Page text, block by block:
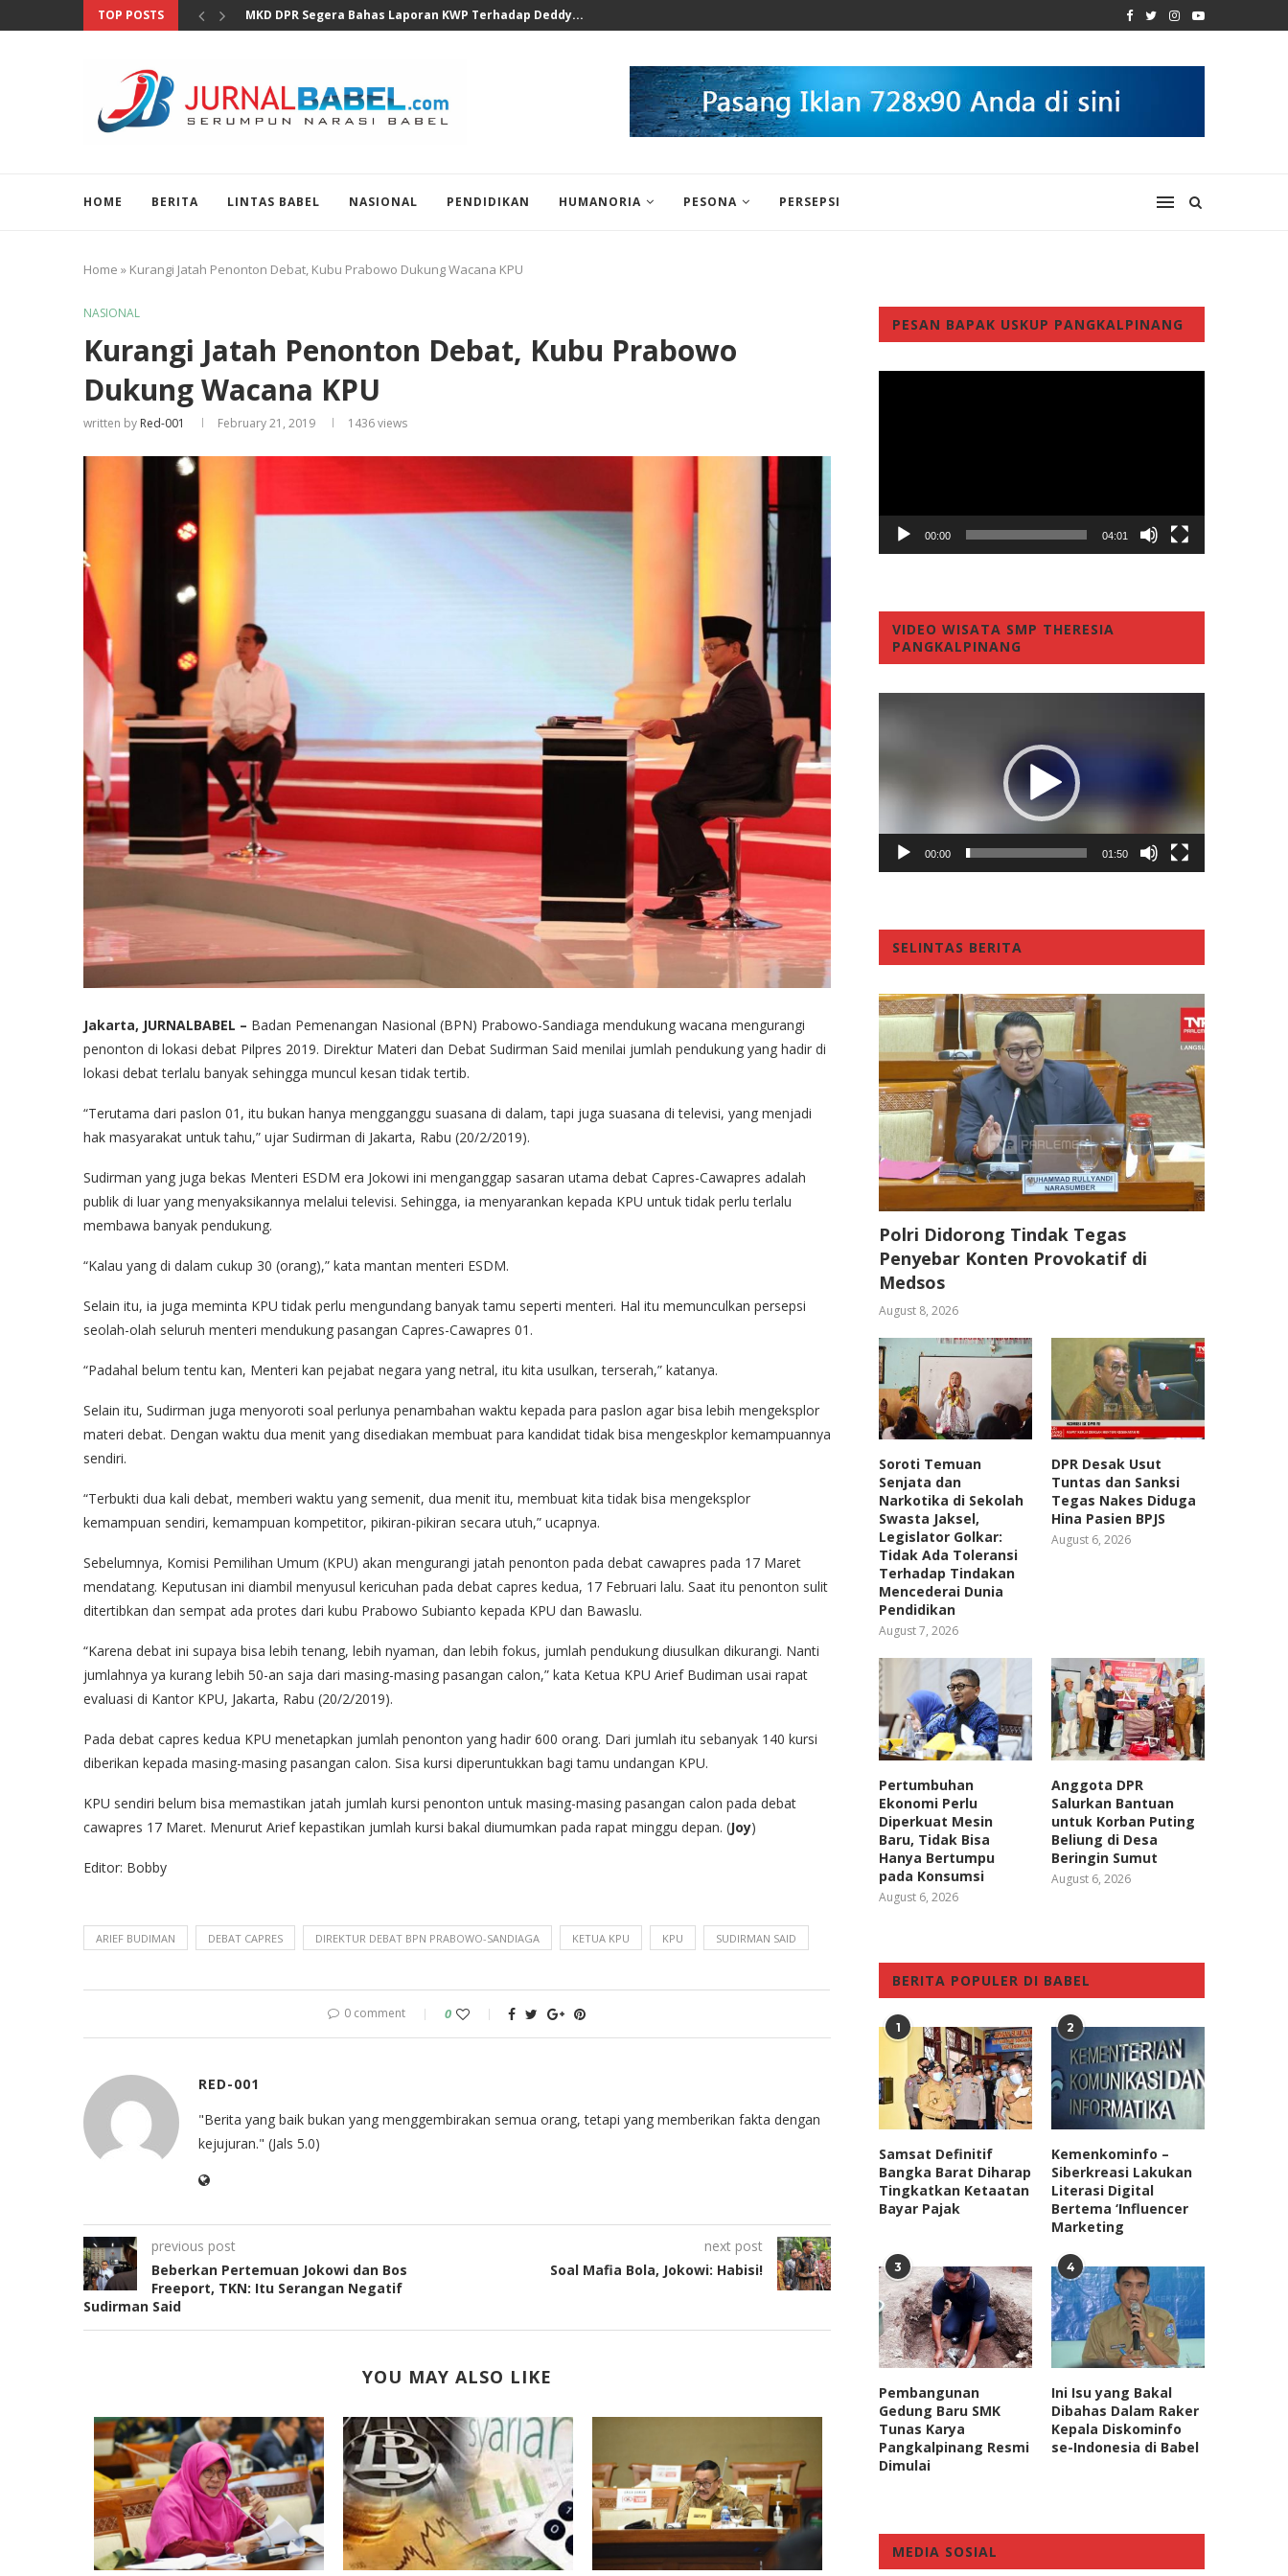
TOP POSTS Hadiri Pemanggilan Ditjen Pajak Soal Podcast Prof Ferry...
HOME BERITA LINTAS BABEL NASIONAL PENDIDIKAN HUMANORIA PESONA PERSEPSI
Home » Kurangi Jatah Penonton Debat, Kubu Prabowo Dukung Wacana KPU
NASIONAL
Kurangi Jatah Penonton Debat, Kubu Prabowo
Dukung Wacana KPU
written by Red-001 February 21, 2019 1436views
Jakarta, JURNALBABEL – Badan Pemenangan Nasional (BPN) Prabowo-Sandiaga mendukung wacana mengurangi
penonton di lokasi debat Pilpres 2019. Direktur Materi dan Debat Sudirman Said menilai jumlah pendukung yang hadir di
lokasi debat terlalu banyak sehingga muncul kesan tidak tertib.
“Terutama dari paslon 01, itu bukan hanya mengganggu suasana di dalam, tapi juga suasana di televisi, yang menjadi
hak masyarakat untuk tahu,” ujar Sudirman di Jakarta, Rabu (20/2/2019).
Sudirman yang juga bekas Menteri ESDM era Jokowi ini menganggap sasaran utama debat Capres-Cawapres adalah
publik di luar yang menyaksikannya melalui televisi. Sehingga, ia menyarankan kepada KPU untuk tidak perlu terlalu
membawa banyak pendukung.
“Kalau yang di dalam cukup 30 (orang),” kata mantan menteri ESDM.
Selain itu, ia juga meminta KPU tidak perlu mengundang banyak tamu seperti menteri. Hal itu memunculkan persepsi
seolah-olah seluruh menteri mendukung pasangan Capres-Cawapres 01.
“Padahal belum tentu kan, Menteri kan pejabat negara yang netral, itu kita usulkan, terserah,” katanya.
Selain itu, Sudirman juga menyoroti soal perlunya penambahan waktu kepada para paslon agar bisa lebih mengeksplor
materi debat. Dengan waktu dua menit yang disediakan membuat para kandidat tidak bisa mengeskplor kemampuannya
sendiri.
“Terbukti dua kali debat, memberi waktu yang semenit, dua menit itu, membuat kita tidak bisa mengeksplor
kemampuan sendiri, kemampuan kompetitor, pikiran-pikiran secara utuh,” ucapnya.
Sebelumnya, Komisi Pemilihan Umum (KPU) akan mengurangi jatah penonton pada debat cawapres pada 17 Maret
mendatang. Keputusan ini diambil menyusul kericuhan pada debat capres kedua, 17 Februari lalu. Saat itu penonton sulit
ditertibkan dan sempat ada protes dari kubu Prabowo Subianto kepada KPU dan Bawaslu.
“Karena debat ini supaya bisa lebih tenang, lebih nyaman, dan lebih fokus, jumlah pendukung diusulkan dikurangi. Nanti
jumlahnya ya kurang lebih 50-an saja dari masing-masing pasangan calon,” kata Ketua KPU Arief Budiman usai rapat
evaluasi di Kantor KPU, Jakarta, Rabu (20/2/2019).
Pada debat capres kedua KPU menetapkan jumlah penonton yang hadir 600 orang. Dari jumlah itu sebanyak 140 kursi
diberikan kepada masing-masing pasangan calon. Sisa kursi diperuntukkan bagi tamu undangan KPU.
KPU sendiri belum bisa memastikan jatah jumlah kursi penonton untuk masing-masing pasangan calon pada debat
cawapres 17 Maret. Menurut Arief kepastikan jumlah kursi bakal diumumkan pada rapat minggu depan. (Joy)
Editor: Bobby
ARIEF BUDIMAN DEBAT CAPRES DIREKTUR DEBAT BPN PRABOWO-SANDIAGA KETUA KPU KPU SUDIRMAN SAID
0 comment 0
RED-001
"Berita yang baik bukan yang menggembirakan semua orang, tetapi yang memberikan fakta dengan
kejujuran." (Jals 5.0)
previous post
Beberkan Pertemuan Jokowi dan Bos
Freeport, TKN: Itu Serangan Negatif
Sudirman Said
next post
Soal Mafia Bola, Jokowi: Habisi!
YOU MAY ALSO LIKE
PESAN BAPAK USKUP PANGKALPINANG
00:00 04:01
VIDEO WISATA SMP THERESIA
PANGKALPINANG
00:00 01:50
SELINTAS BERITA
Polri Didorong Tindak Tegas
Penyebar Konten Provokatif di
Medsos
August 8, 2026
Soroti Temuan
Senjata dan
Narkotika di Sekolah
Swasta Jaksel,
Legislator Golkar:
Tidak Ada Toleransi
Terhadap Tindakan
Mencederai Dunia
Pendidikan
August 7, 2026
DPR Desak Usut
Tuntas dan Sanksi
Tegas Nakes Diduga
Hina Pasien BPJS
August 6, 2026
Pertumbuhan
Ekonomi Perlu
Diperkuat Mesin
Baru, Tidak Bisa
Hanya Bertumpu
pada Konsumsi
August 6, 2026
Anggota DPR
Salurkan Bantuan
untuk Korban Puting
Beliung di Desa
Beringin Sumut
August 6, 2026
BERITA POPULER DI BABEL
1
Samsat Definitif
Bangka Barat Diharap
Tingkatkan Ketaatan
Bayar Pajak
2
Kemenkominfo –
Siberkreasi Lakukan
Literasi Digital
Bertema ‘Influencer
Marketing
3
Pembangunan
Gedung Baru SMK
Tunas Karya
Pangkalpinang Resmi
Dimulai
4
Ini Isu yang Bakal
Dibahas Dalam Raker
Kepala Diskominfo
se-Indonesia di Babel
MEDIA SOSIAL